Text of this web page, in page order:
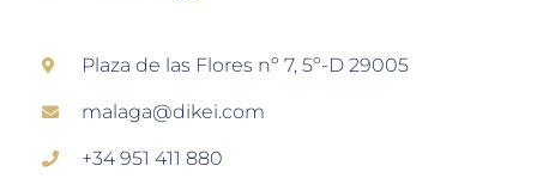
Plaza de las Flores nº 7, 5º-D 29005
malaga@dikei.com
+34 951 411 880